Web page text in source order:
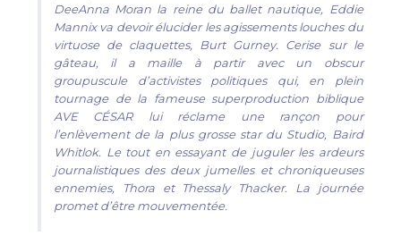
DeeAnna Moran la reine du ballet nautique, Eddie
Mannix va devoir élucider les agissements louches du
virtuose de claquettes, Burt Gurney. Cerise sur le
gâteau, il a maille à partir avec un obscur
groupuscule d’activistes politiques qui, en plein
tournage de la fameuse superproduction biblique
AVE CÉSAR lui réclame une rançon pour
l’enlèvement de la plus grosse star du Studio, Baird
Whitlok. Le tout en essayant de juguler les ardeurs
journalistiques des deux jumelles et chroniqueuses
ennemies, Thora et Thessaly Thacker. La journée
promet d’être mouvementée.